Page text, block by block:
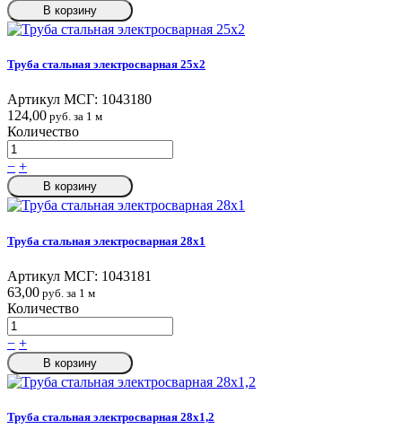
В корзину
Труба стальная электросварная 25x2
Артикул МСГ: 1043180
124,00 руб. за 1 м
Количество
− +
В корзину
Труба стальная электросварная 28x1
Артикул МСГ: 1043181
63,00 руб. за 1 м
Количество
− +
В корзину
Труба стальная электросварная 28x1,2